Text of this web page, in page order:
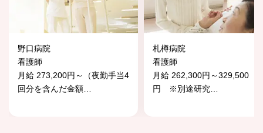
野口病院
看護師
月給 273,200円～（夜勤手当4
回分を含んだ金額
札樽病院
看護師
月給 262,300円～329,500
円 ※別途研究